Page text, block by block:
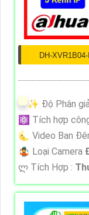
DH-
✨ Độ Phân
⚛️ Tích hợp
🌜 Video Ban
🤹 Loại Camera
️ლ Tích Hợp :